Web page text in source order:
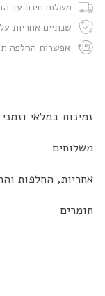
משלוח חינם עד
שנתיים אחריות
אפשרות החלפה תוך 30 יום מקבלת
זמינות במלאי
משלוחים
אחריות, החלפות
חומרים